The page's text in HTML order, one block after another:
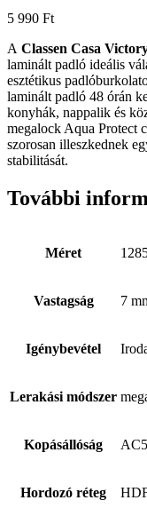
5 990 Ft
A Classen Casa
laminált padló ideális
esztétikus
laminált padló 48 órán
konyhák, nappalik és
megalock Aqua Protect
szorosan illeszkednek
stabilitását.
További
Méret
Vastagság 7
Igénybevétel
Lerakási módszer
Kopásállóság
Hordozó réteg